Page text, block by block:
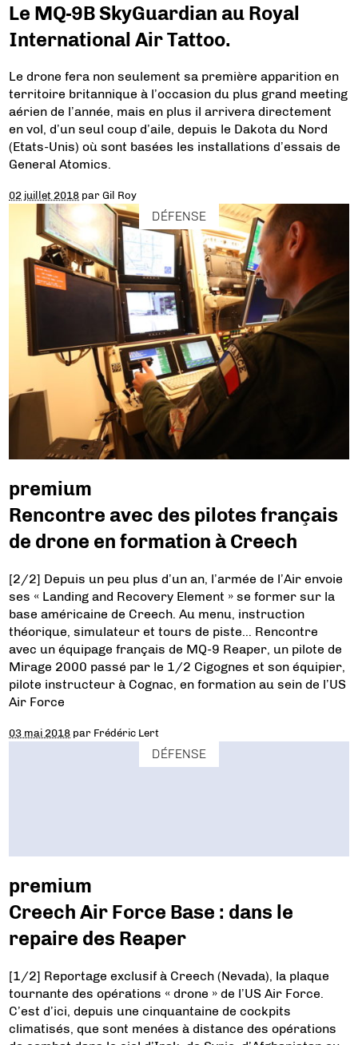
Le MQ-9B SkyGuardian au Royal
International Air Tattoo.
Le drone fera non seulement sa première apparition en
territoire britannique à l’occasion du plus grand meeting
aérien de l’année, mais en plus il arrivera directement
en vol, d’un seul coup d’aile, depuis le Dakota du Nord
(Etats-Unis) où sont basées les installations d’essais de
General Atomics.
02 juillet 2018 parGil Roy
DÉFENSE
premium
Rencontre avec des pilotes français
de drone en formation à Creech
[2/2] Depuis un peu plus d’un an, l’armée de l’Air envoie
ses « Landing and Recovery Element » se former sur la
base américaine de Creech. Au menu, instruction
théorique, simulateur et tours de piste… Rencontre
avec un équipage français de MQ-9 Reaper, un pilote de
Mirage 2000 passé par le 1/2 Cigognes et son équipier,
pilote instructeur à Cognac, en formation au sein de l’US
Air Force
03 mai 2018 par Frédéric Lert
DÉFENSE
premium
Creech Air Force Base : dans le
repaire des Reaper
[1/2] Reportage exclusif à Creech (Nevada), la plaque
tournante des opérations « drone » de l’US Air Force.
C’est d’ici, depuis une cinquantaine de cockpits
climatisés, que sont menées à distance des opérations